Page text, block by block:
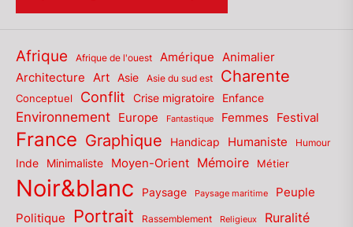
Afrique Afrique de l'ouest Amérique
Animalier
Architecture
Art Asie Asie du sud est Charente
Conceptuel Conflit Crise migratoire Enfance
Environnement Europe Fantastique Femmes Festival
France Graphique Handicap Humaniste Humour
Inde Minimaliste Moyen-Orient Mémoire Métier
Noir&blanc Paysage Paysage maritime Peuple
Politique Portrait Rassemblement Religieux Ruralité